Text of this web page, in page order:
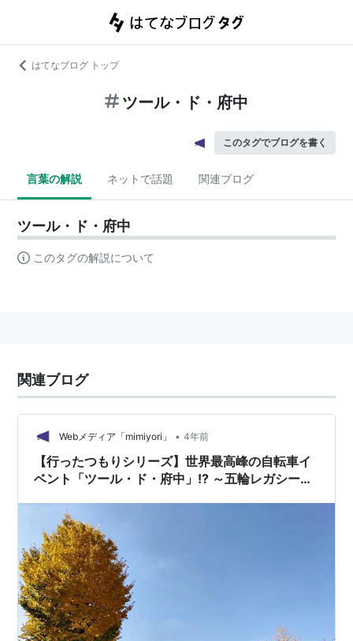
はてなブログ トップ
ツール・ド・府中
このタグでブログを書く
言葉の解説 ネットで話題 関連ブログ
ツール・ド・府中
このタグの解説について
関連ブログ
Webメディア「mimiyori」 • 4年前
【行ったつもりシリーズ】世界最高峰の自転車イ
ベント「ツール・ド・府中」!? ～五輪レガシーイ